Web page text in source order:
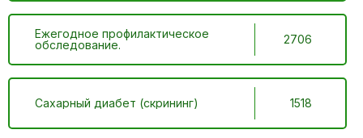
Ежегодное профилактическое
обследование.
2706
Сахарный диабет (скрининг) 1518